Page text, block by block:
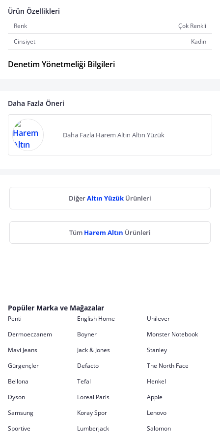
Ürün Özellikleri
Renk
Çok Renkli
Cinsiyet
Kadın
Denetim Yönetmeliği Bilgileri
Daha Fazla Öneri
Daha Fazla Harem Altın Altın Yüzük
DiğerAltın Yüzük Ürünleri
Tüm Harem Altın Ürünleri
Popüler Marka ve Mağazalar
Penti English Home
Unilever
Dermoeczanem
Boyner
Monster Notebook
Mavi Jeans
Jack & Jones
Stanley
Gürgençler
Defacto
The North Face
Bellona
Tefal
Henkel
Dyson
Loreal Paris
Apple
Samsung
Koray Spor
Lenovo
Sportive
Lumberjack Salomon